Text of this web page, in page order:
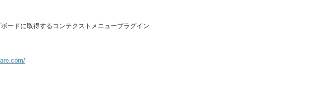
ードに取得するコンテクストメニュープラグイン